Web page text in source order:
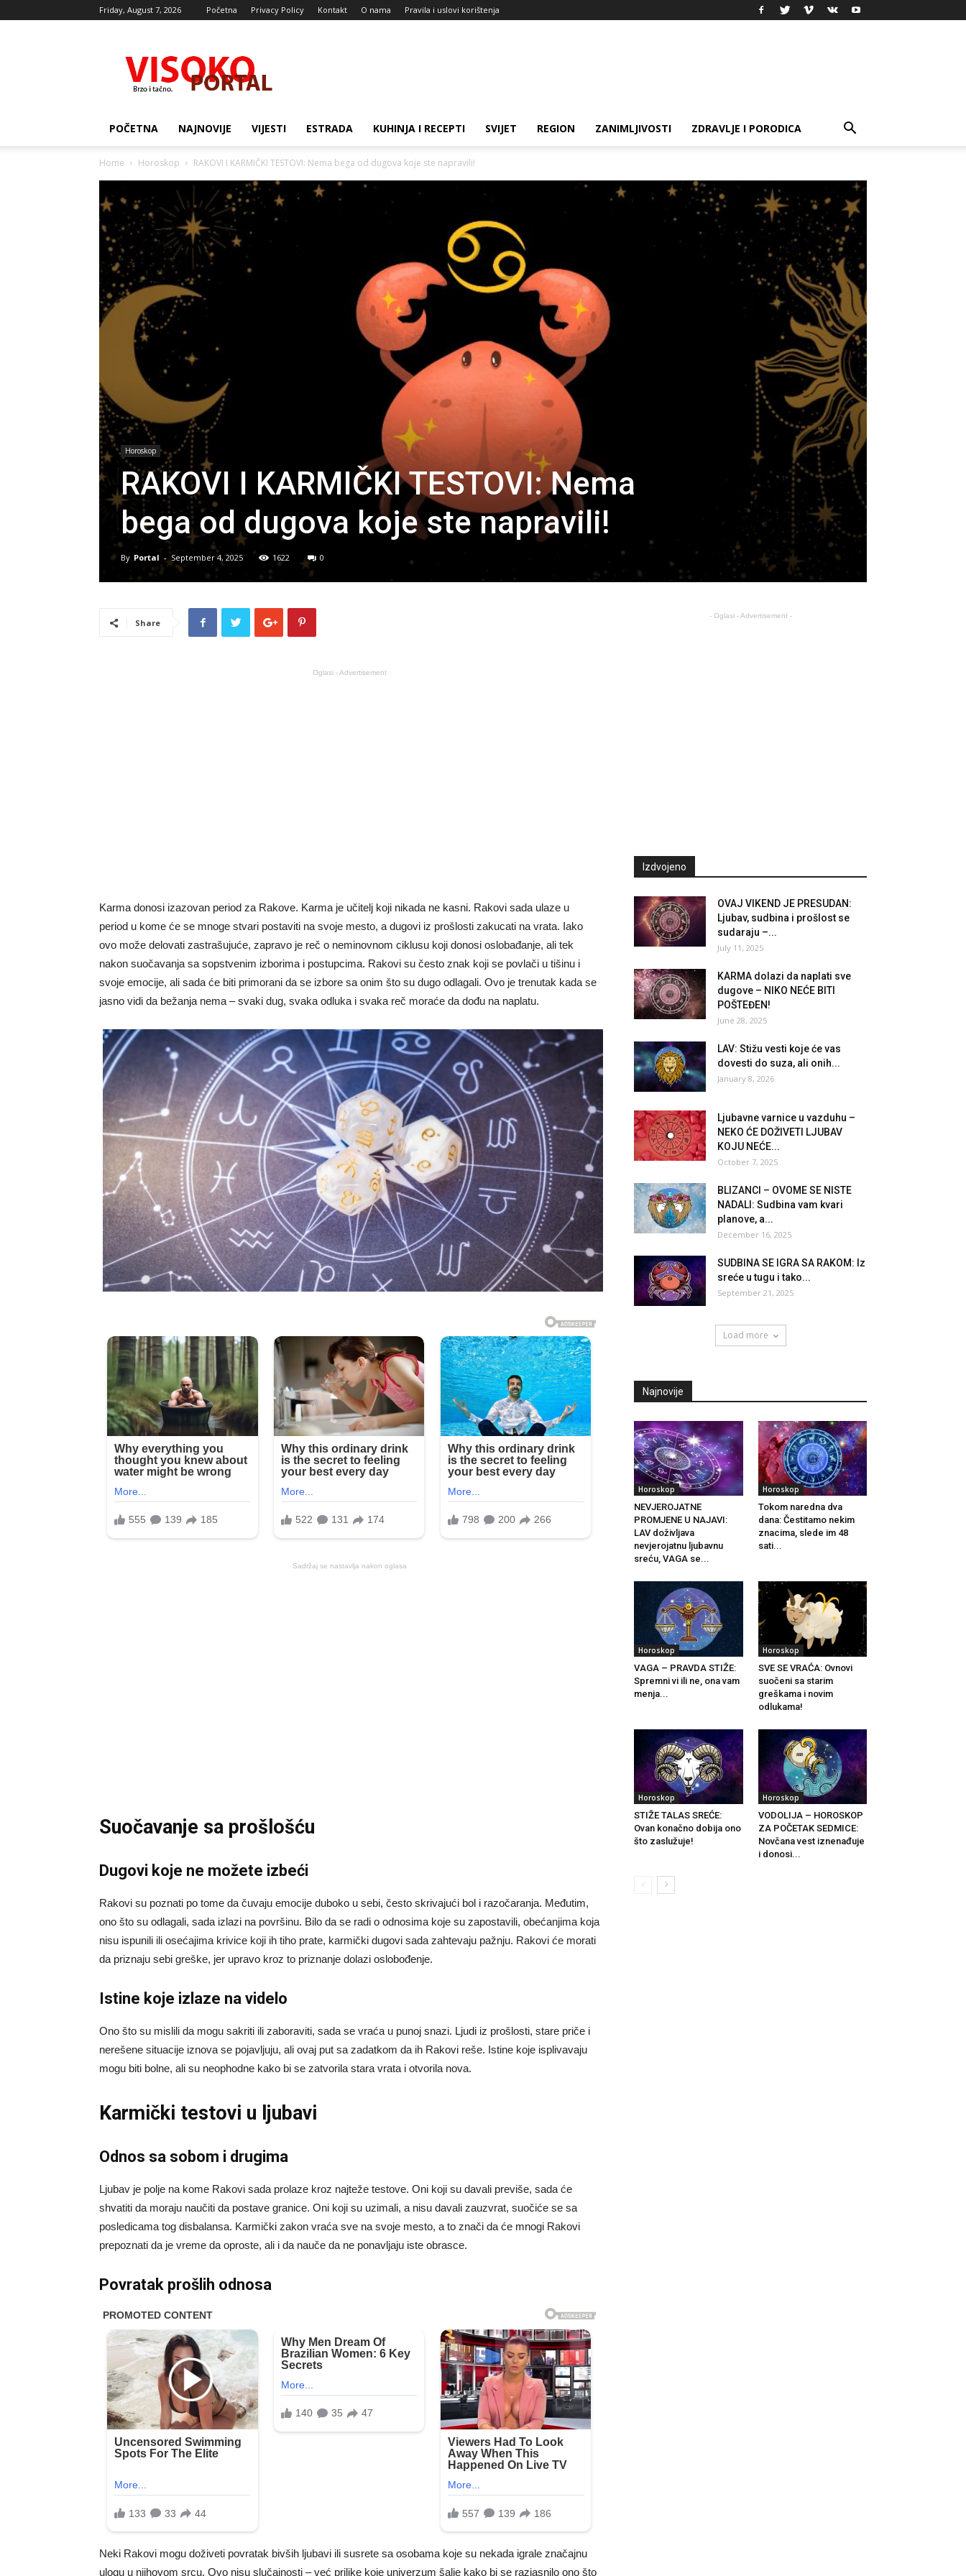
Friday, August 7, 2026 Početna Privacy Policy Kontakt O nama Pravila i uslovi korištenja
portal
POČETNA NAJNOVIJE VIJESTI ESTRADA KUHINJA I RECEPTI SVIJET REGION ZANIMLJIVOSTI ZDRAVLJE I PORODICA
Home Horoskop RAKOVI I KARMIČKI TESTOVI: Nema bega od dugova koje ste napravili!
Horoskop
RAKOVI I KARMIČKI TESTOVI: Nema
bega od dugova koje ste napravili!
By Portal - September 4, 2025 1622 0
Share
Oglasi - Advertisement
Karma donosi izazovan period za Rakove. Karma je učitelj koji nikada ne kasni. Rakovi sada ulaze u
period u kome će se mnoge stvari postaviti na svoje mesto, a dugovi iz prošlosti zakucati na vrata. Iako
ovo može delovati zastrašujuće, zapravo je reč o neminovnom ciklusu koji donosi oslobađanje, ali tek
nakon suočavanja sa sopstvenim izborima i postupcima. Rakovi su često znak koji se povlači u tišinu i
svoje emocije, ali sada će biti primorani da se izbore sa onim što su dugo odlagali. Ovo je trenutak kada se
jasno vidi da bežanja nema – svaki dug, svaka odluka i svaka reč moraće da dođu na naplatu.
Sadržaj se nastavlja nakon oglasa
Suočavanje sa prošlošću
Dugovi koje ne možete izbeći
Rakovi su poznati po tome da čuvaju emocije duboko u sebi, često skrivajući bol i razočaranja. Međutim,
ono što su odlagali, sada izlazi na površinu. Bilo da se radi o odnosima koje su zapostavili, obećanjima koja
nisu ispunili ili osećajima krivice koji ih tiho prate, karmički dugovi sada zahtevaju pažnju. Rakovi će morati
da priznaju sebi greške, jer upravo kroz to priznanje dolazi oslobođenje.
Istine koje izlaze na videlo
Ono što su mislili da mogu sakriti ili zaboraviti, sada se vraća u punoj snazi. Ljudi iz prošlosti, stare priče i
nerešene situacije iznova se pojavljuju, ali ovaj put sa zadatkom da ih Rakovi reše. Istine koje isplivavaju
mogu biti bolne, ali su neophodne kako bi se zatvorila stara vrata i otvorila nova.
Karmički testovi u ljubavi
Odnos sa sobom i drugima
Ljubav je polje na kome Rakovi sada prolaze kroz najteže testove. Oni koji su davali previše, sada će
shvatiti da moraju naučiti da postave granice. Oni koji su uzimali, a nisu davali zauzvrat, suočiće se sa
posledicama tog disbalansa. Karmički zakon vraća sve na svoje mesto, a to znači da će mnogi Rakovi
prepoznati da je vreme da oproste, ali i da nauče da ne ponavljaju iste obrasce.
Povratak prošlih odnosa
Neki Rakovi mogu doživeti povratak bivših ljubavi ili susrete sa osobama koje su nekada igrale značajnu
ulogu u njihovom srcu. Ovo nisu slučajnosti – već prilike koje univerzum šalje kako bi se razjasnilo ono što
- Oglasi - Advertisement -
Izdvojeno
OVAJ VIKEND JE PRESUDAN:
Ljubav, sudbina i prošlost se
sudaraju –...
July 11, 2025
KARMA dolazi da naplati sve
dugove – NIKO NEĆE BITI
POŠTEĐEN!
June 28, 2025
LAV: Stižu vesti koje će vas
dovesti do suza, ali onih...
January 8, 2026
Ljubavne varnice u vazduhu –
NEKO ĆE DOŽIVETI LJUBAV
KOJU NEĆE...
October 7, 2025
BLIZANCI – OVOME SE NISTE
NADALI: Sudbina vam kvari
planove, a...
December 16, 2025
SUDBINA SE IGRA SA RAKOM: Iz
sreće u tugu i tako...
September 21, 2025
Load more
Najnovije
Horoskop
NEVJEROJATNE
PROMJENE U NAJAVI:
LAV doživljava
nevjerojatnu ljubavnu
sreću, VAGA se...
Horoskop
Tokom naredna dva
dana: Čestitamo nekim
znacima, slede im 48
sati...
Horoskop
VAGA – PRAVDA STIŽE:
Spremni vi ili ne, ona vam
menja...
Horoskop
SVE SE VRAĆA: Ovnovi
suočeni sa starim
greškama i novim
odlukama!
Horoskop
STIŽE TALAS SREĆE:
Ovan konačno dobija ono
što zaslužuje!
Horoskop
VODOLIJA – HOROSKOP
ZA POČETAK SEDMICE:
Novčana vest iznenađuje
i donosi...